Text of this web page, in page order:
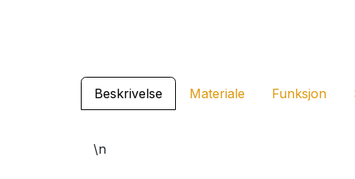
Beskrivelse Materiale Funksjon
\n